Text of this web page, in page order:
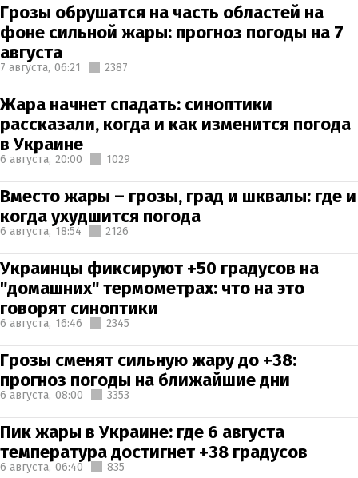
Грозы обрушатся на часть областей на
фоне сильной жары: прогноз погоды на 7
августа
7 августа, 06:21 2387
Жара начнет спадать: синоптики
рассказали, когда и как изменится погода
в Украине
6 августа, 20:00 1029
Вместо жары – грозы, град и шквалы: где и
когда ухудшится погода
6 августа, 18:54 2126
Украинцы фиксируют +50 градусов на
"домашних" термометрах: что на это
говорят синоптики
6 августа, 16:46 2345
Грозы сменят сильную жару до +38:
прогноз погоды на ближайшие дни
6 августа, 08:00 3353
Пик жары в Украине: где 6 августа
температура достигнет +38 градусов
6 августа, 06:40 835